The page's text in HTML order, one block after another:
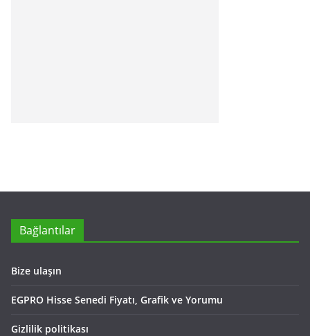
Bağlantılar
Bize ulaşın
EGPRO Hisse Senedi Fiyatı, Grafik ve Yorumu
Gizlilik politikası